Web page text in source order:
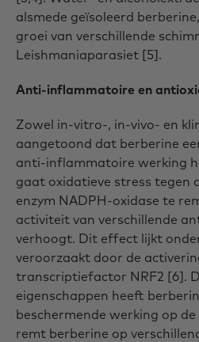
alsmede geïsoleerd
groei van verschillende
Leishmaniaparasiet [5].
Anti-inflammatoire en
Zowel in-vitro-, in-vivo- en
aangetoond dat berberine
anti-inflammatoire werking
gaat oxidatieve stress tegen
enzym NADPH-oxidase te
activiteit van verschillende
verhoogt. Dit effect lijkt
veroorzaakt door de
transcriptiefactor NRF2 [6].
eigenschappen heeft
beschermende werking op
remt berberine op